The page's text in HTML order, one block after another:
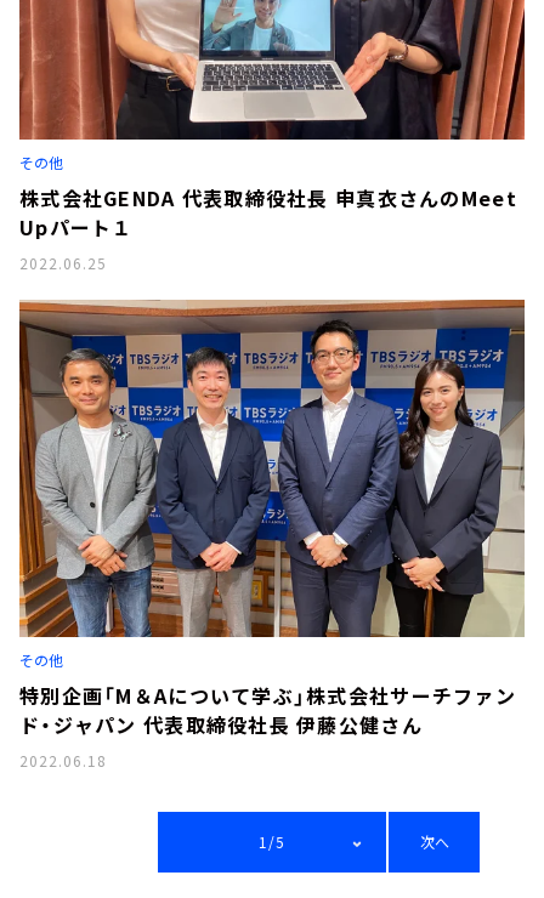
その他
株式会社GENDA 代表取締役社長 申真衣さんのMeet
Upパート１
2022.06.25
その他
特別企画「M＆Aについて学ぶ」株式会社サーチファン
ド・ジャパン 代表取締役社長 伊藤公健さん
2022.06.18
1/5 次へ